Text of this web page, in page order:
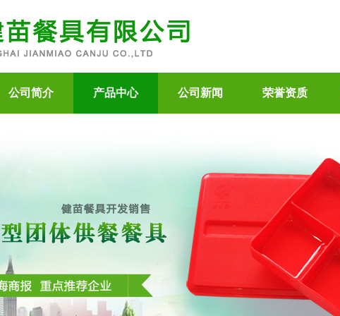
公司简介 产品中心 公司新闻 荣誉资质